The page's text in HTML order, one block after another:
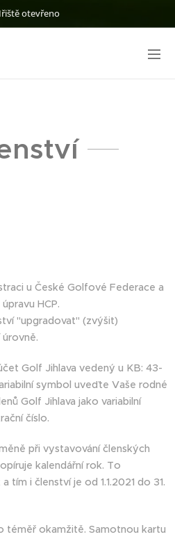
otevřeno
u České Golfové Federace a
HCP.
"upgradovat" (zvýšit)
Golf Jihlava vedený u KB: 43-
symbol uveďte Vaše rodné
Golf Jihlava jako variabilní
číslo.
při vystavování členských
kalendářní rok. To
tím i členství je od 1.1.2021 do 31.
téměř okamžitě. Samotnou kartu